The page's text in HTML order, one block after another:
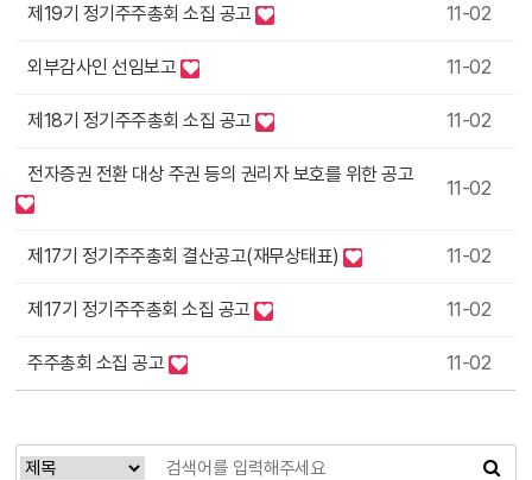
제19기 정기주주총회 소집 공고 11-02
외부감사인 선임보고 11-02
제18기 정기주주총회 소집 공고 11-02
전자증권 전환 대상 주권 등의 권리자 보호를 위한 공고
11-02
제17기 정기주주총회 결산공고(재무상태표) 11-02
제17기 정기주주총회 소집 공고 11-02
주주총회 소집 공고 11-02